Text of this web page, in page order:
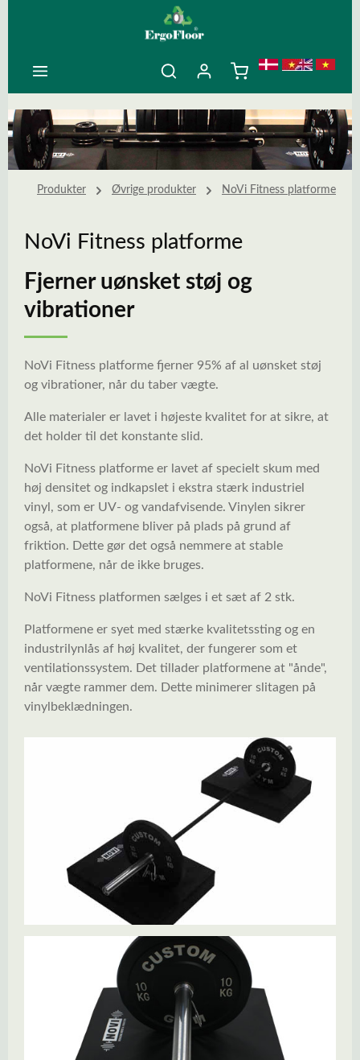
Produkter Øvrige produkter NoVi Fitness platforme
NoVi Fitness platforme
Fjerner uønsket støj og
vibrationer
NoVi Fitness platforme fjerner 95% af al uønsket støj
og vibrationer, når du taber vægte.
Alle materialer er lavet i højeste kvalitet for at sikre, at
det holder til det konstante slid.
NoVi Fitness platforme er lavet af specielt skum med
høj densitet og indkapslet i ekstra stærk industriel
vinyl, som er UV- og vandafvisende. Vinylen sikrer
også, at platformene bliver på plads på grund af
friktion. Dette gør det også nemmere at stable
platformene, når de ikke bruges.
NoVi Fitness platformen sælges i et sæt af 2 stk.
Platformene er syet med stærke kvalitetssting og en
industrilynlås af høj kvalitet, der fungerer som et
ventilationssystem. Det tillader platformene at "ånde",
når vægte rammer dem. Dette minimerer slitagen på
vinylbeklædningen.